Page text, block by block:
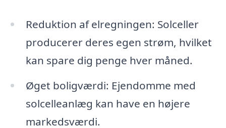
Reduktion af elregningen: Solceller
producerer deres egen strøm, hvilket
kan spare dig penge hver måned.
Øget boligværdi: Ejendomme med
solcelleanlæg kan have en højere
markedsværdi.